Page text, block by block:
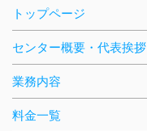
トップページ
センター概要・代表挨拶
業務内容
料金一覧